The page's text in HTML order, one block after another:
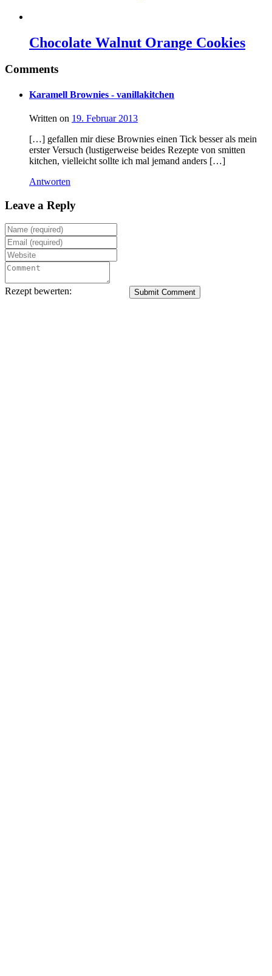
Chocolate Walnut Orange Cookies
Comments
Karamell Brownies - vanillakitchen
Written on 19. Februar 2013
[…] gefallen mir diese Brownies einen Tick besser als mein
erster Versuch (lustigerweise beides Rezepte von smitten
kitchen, vielleicht sollte ich mal jemand anders […]
Antworten
Leave a Reply
Submit Comment
Rezept bewerten: